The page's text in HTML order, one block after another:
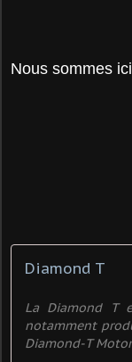
Nous sommes
Diamond T
La Diamond T
notamment
Diamond-T